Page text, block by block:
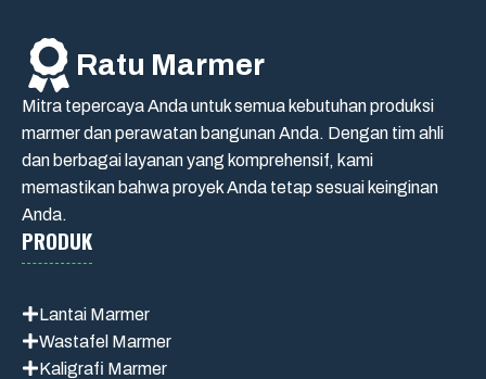
Ratu Marmer
Mitra tepercaya Anda untuk semua kebutuhan produksi
marmer dan perawatan bangunan Anda. Dengan tim ahli
dan berbagai layanan yang komprehensif, kami
memastikan bahwa proyek Anda tetap sesuai keinginan
Anda.
PRODUK
Lantai Marmer
Wastafel Marmer
Kaligrafi Marmer